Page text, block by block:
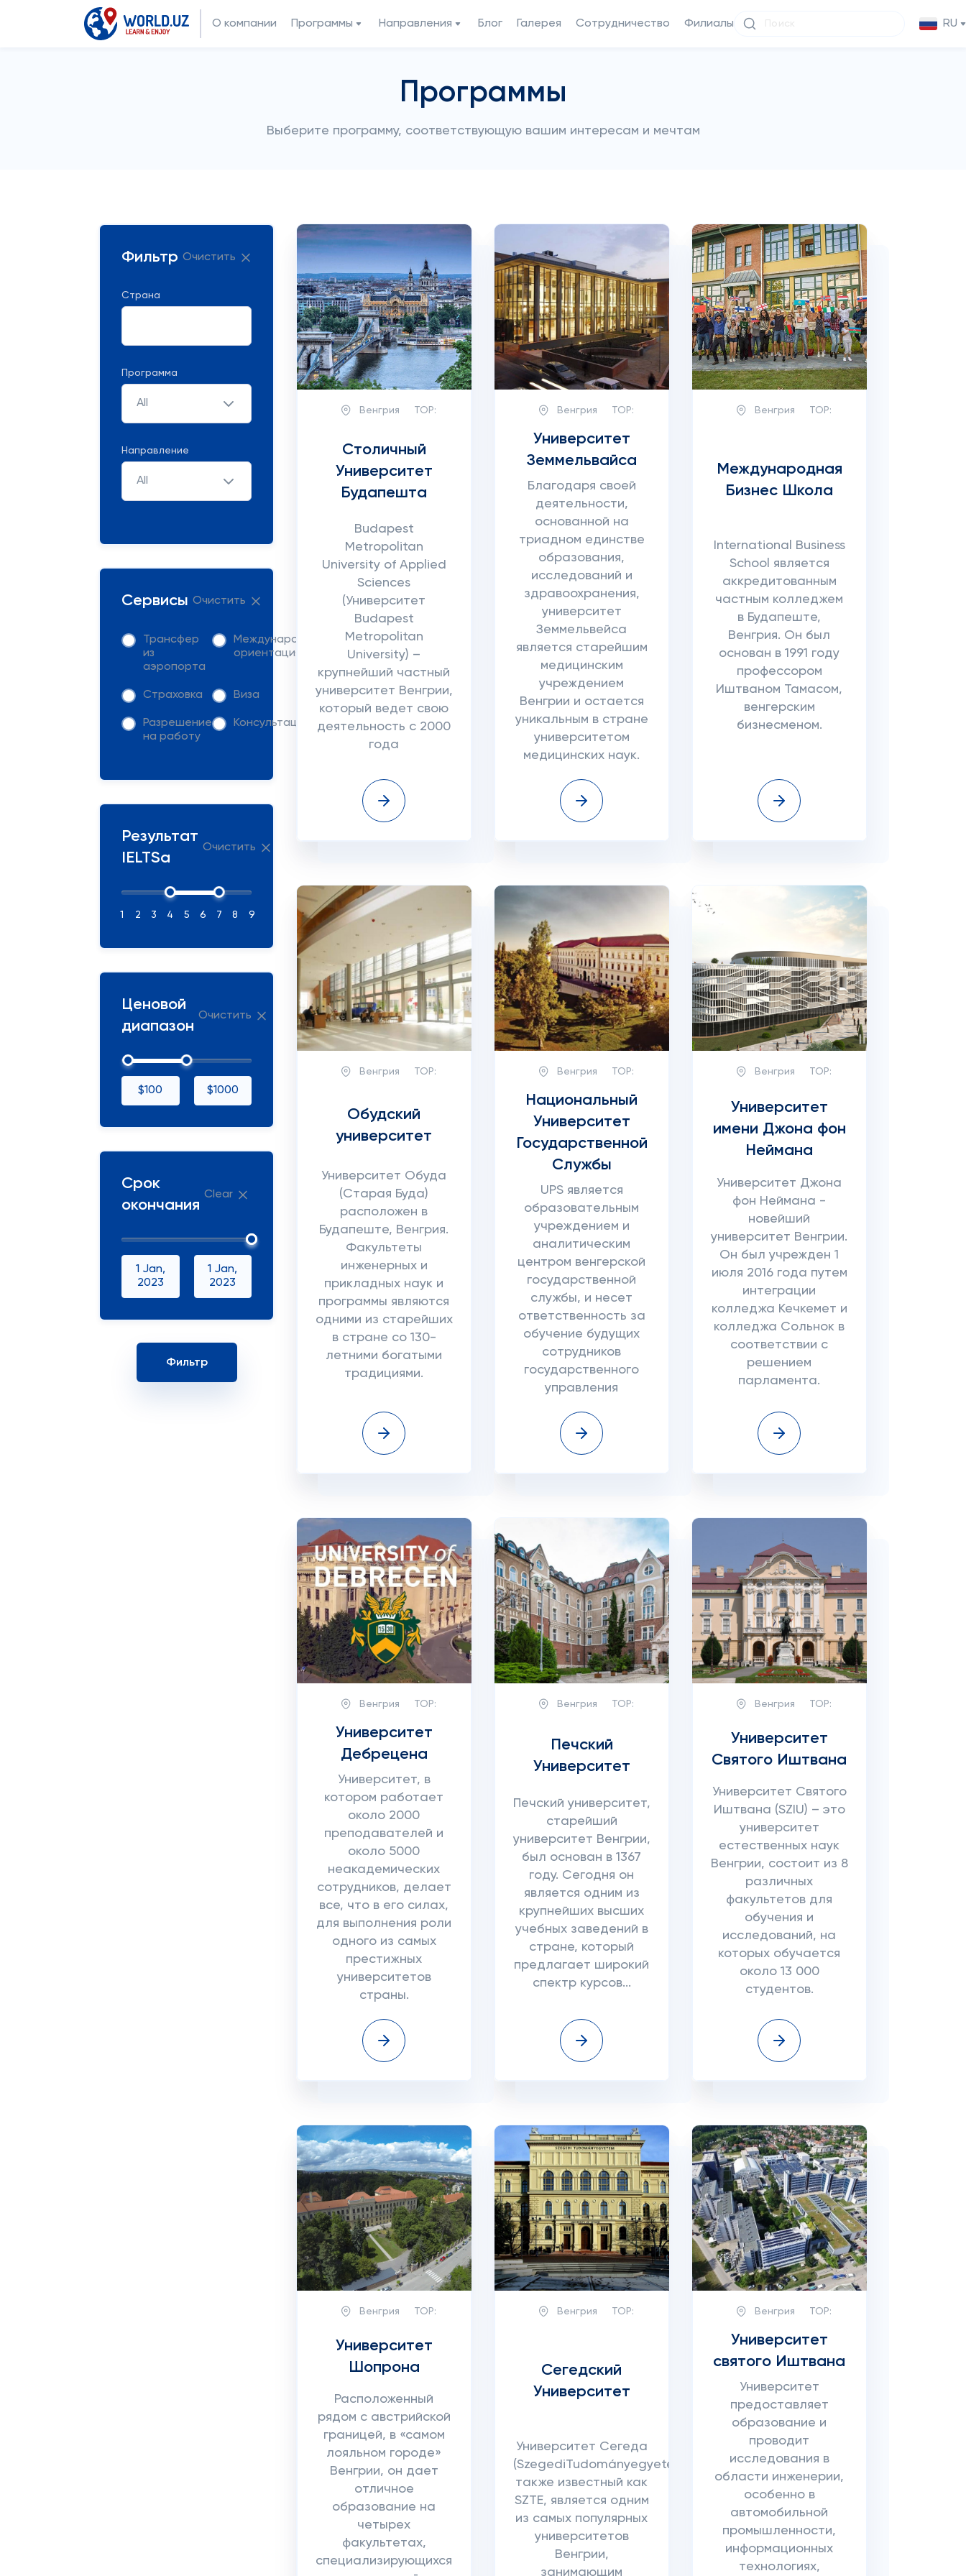
О компании Программы Направления Блог Галерея Сотрудничество Филиалы RU
Программы
Выберите программу, соответствующую вашим интересам и мечтам
Фильтр Очистить
Страна
Программа
All
Направление
All
Сервисы Очистить
Трансфер
из
аэропорта
Международная
ориентация
Страховка Виза
Разрешение
на работу
Консультация
Результат
IELTSа
Очистить
1 2 3 4 5 6 7 8 9
Ценовой
диапазон
Очистить
$100 $1000
Срок
окончания
Clear
1 Jan,
2023
1 Jan,
2023
Венгрия TOP:
Столичный
Университет
Будапешта
Budapest
Metropolitan
University of Applied
Sciences
(Университет
Budapest
Metropolitan
University) –
крупнейший частный
университет Венгрии,
который ведет свою
деятельность с 2000
года
Венгрия TOP:
Университет
Земмельвайса
Благодаря своей
деятельности,
основанной на
триадном единстве
образования,
исследований и
здравоохранения,
университет
Земмельвейса
является старейшим
медицинским
учреждением
Венгрии и остается
уникальным в стране
университетом
медицинских наук.
Венгрия TOP:
Международная
Бизнес Школа
International Business
School является
аккредитованным
частным колледжем
в Будапеште,
Венгрия. Он был
основан в 1991 году
профессором
Иштваном Тамасом,
венгерским
бизнесменом.
Венгрия TOP:
Обудский
университет
Университет Обуда
(Старая Буда)
расположен в
Будапеште, Венгрия.
Факультеты
инженерных и
прикладных наук и
программы являются
одними из старейших
в стране со 130-
летними богатыми
традициями.
Венгрия TOP:
Национальный
Университет
Государственной
Службы
UPS является
образовательным
учреждением и
аналитическим
центром венгерской
государственной
службы, и несет
ответственность за
обучение будущих
сотрудников
государственного
управления
Венгрия TOP:
Университет
имени Джона фон
Неймана
Университет Джона
фон Неймана -
новейший
университет Венгрии.
Он был учрежден 1
июля 2016 года путем
интеграции
колледжа Кечкемет и
колледжа Сольнок в
соответствии с
решением
парламента.
Венгрия TOP:
Университет
Дебрецена
Университет, в
котором работает
около 2000
преподавателей и
около 5000
неакадемических
сотрудников, делает
все, что в его силах,
для выполнения роли
одного из самых
престижных
университетов
страны.
Венгрия TOP:
Печский
Университет
Печский университет,
старейший
университет Венгрии,
был основан в 1367
году. Сегодня он
является одним из
крупнейших высших
учебных заведений в
стране, который
предлагает широкий
спектр курсов...
Венгрия TOP:
Университет
Святого Иштвана
Университет Святого
Иштвана (SZIU) – это
университет
естественных наук
Венгрии, состоит из 8
различных
факультетов для
обучения и
исследований, на
которых обучается
около 13 000
студентов.
Венгрия TOP:
Университет
Шопрона
Расположенный
рядом с австрийской
границей, в «самом
лояльном городе»
Венгрии, он дает
отличное
образование на
четырех
факультетах,
специализирующихся
Венгрия TOP:
Сегедский
Университет
Университет Сегеда
(SzegediTudományegyetem),
также известный как
SZTE, является одним
из самых популярных
университетов
Венгрии,
занимающим
Венгрия TOP:
Университет
святого Иштвана
Университет
предоставляет
образование и
проводит
исследования в
области инженерии,
особенно в
автомобильной
промышленности,
информационных
технологиях,